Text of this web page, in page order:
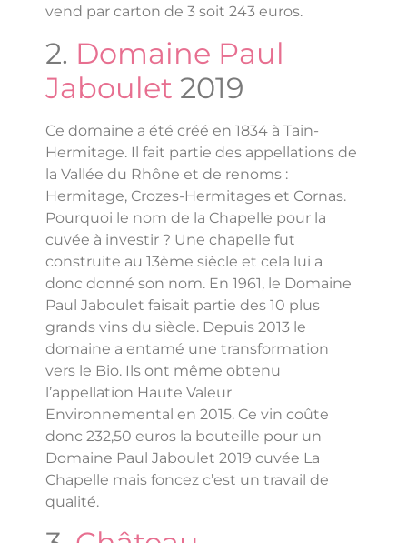
vend par carton de 3 soit 243 euros.
2. Domaine Paul
Jaboulet 2019
Ce domaine a été créé en 1834 à Tain-
Hermitage. Il fait partie des appellations de
la Vallée du Rhône et de renoms :
Hermitage, Crozes-Hermitages et Cornas.
Pourquoi le nom de la Chapelle pour la
cuvée à investir ? Une chapelle fut
construite au 13ème siècle et cela lui a
donc donné son nom. En 1961, le Domaine
Paul Jaboulet faisait partie des 10 plus
grands vins du siècle. Depuis 2013 le
domaine a entamé une transformation
vers le Bio. Ils ont même obtenu
l’appellation Haute Valeur
Environnemental en 2015. Ce vin coûte
donc 232,50 euros la bouteille pour un
Domaine Paul Jaboulet 2019 cuvée La
Chapelle mais foncez c’est un travail de
qualité.